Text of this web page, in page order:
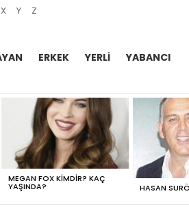
X Y Z
ERKEK YERLI YABANCI
MEGAN FOX KIMDIR? KAÇ
YAŞINDA? HASAN